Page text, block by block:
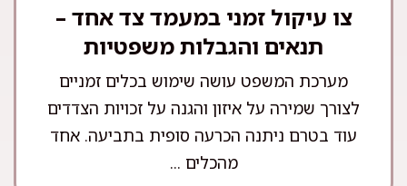
צו עיקול זמני במעמד צד אחד –
תנאים והגבלות משפטיות
מערכת המשפט עושה שימוש בכלים זמניים
לצורך שמירה על איזון והגנה על זכויות הצדדים
עוד בטרם ניתנה הכרעה סופית בתביעה. אחד
מהכלים ...